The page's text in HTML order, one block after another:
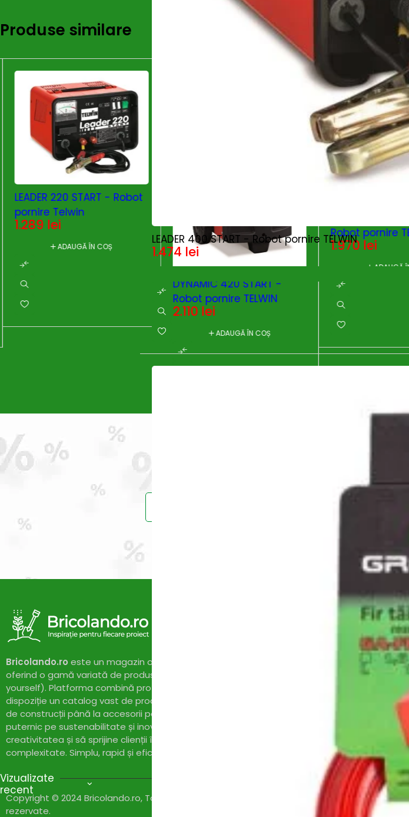
Vizualizate
recent
HOT
LEADER 400 START - Robot pornire TELWIN
1.474 lei
Produse similare
LEADER 220 START - Robot
pornire Telwin
1.289 lei
ADAUGĂ ÎN COȘ
DYNAMIC 420 START -
Robot pornire TELWIN
2.110 lei
ADAUGĂ ÎN COȘ
Robot pornire
1.970 lei
ADAUGĂ
Abonează-te
Vei primi un email de confirmare – finalizează
Bricolando.ro este un magazin online dedicat pasionaților de bricolaj,
oferind o gamă variată de produse și soluții pentru proiectele DIY (do-it-
yourself). Platforma combină profesionalismul cu accesibilitatea, punând la
dispoziție un catalog vast de produse de calitate, de la unelte și materiale
de construcții până la accesorii pentru casă și grădină. Cu un accent
puternic pe sustenabilitate și inovație,
creativitatea și să sprijine clienții în realizarea proiectelor lor, indiferent de
complexitate. Simplu, rapid și eficient!
Copyright © 2024 Bricolando.ro, Toate drepturile
rezervate.